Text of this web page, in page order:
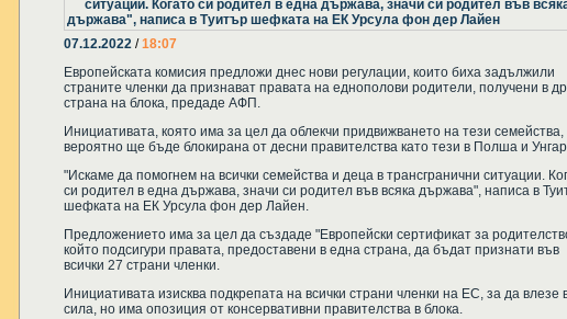
07.12.2022 /18:07
Европейската комисия предложи днес нови регулации, които биха задължили
страните членки да признават правата на еднополови родители, получени в
страна на блока, предаде АФП.
Инициативата, която има за цел да облекчи придвижването на тези семейства,
вероятно ще бъде блокирана от десни правителства като тези в Полша и
"Искаме да помогнем на всички семейства и деца в трансгранични ситуации.
си родител в една държава, значи си родител във всяка държава", написа в
шефката на ЕК Урсула фон дер Лайен.
Предложението има за цел да създаде "Европейски сертификат за
който подсигури правата, предоставени в една страна, да бъдат признати във
всички 27 страни членки.
Инициативата изисква подкрепата на всички страни членки на ЕС, за да влезе
сила, но има опозиция от консервативни правителства в блока.